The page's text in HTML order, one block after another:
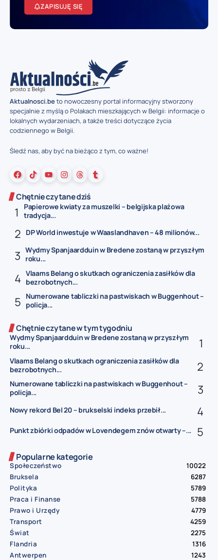
ZAPISUJĘ SIĘ
Aktualnosci.beto nowoczesny portal informacyjny stworzony
specjalnie z myślą o Polakach mieszkających w Belgii: informacje o
lokalnych wydarzeniach, a także treści dotyczące życia
codziennego w Belgii.
Śledź nas, aby być na bieżąco z tym, co ważne!
Chętnie czytane dziś
Papierowe kwiaty za muszelki – belgijska plażowa
tradycja...
DP World inwestuje w Waaslandhaven – 48 milionów...
Wydmy Spanjaardduin w Bredene zostaną w przyszłym
roku...
Vlaams Belang o skutkach ograniczenia zasiłków dla
bezrobotnych...
Numerowane tabliczki na pastwiskach w Buggenhout –
policja...
Chętnie czytane w tym tygodniu
Wydmy Spanjaardduin w Bredene zostaną w przyszłym
roku...
Vlaams Belang o skutkach ograniczenia zasiłków dla
bezrobotnych...
Numerowane tabliczki na pastwiskach w Buggenhout –
policja...
Nowy rekord Bel 20 – brukselski indeks przebił...
Punkt zbiórki odpadów w Lovendegem znów otwarty –...
Popularne kategorie
Społeczeństwo
10022
Bruksela
6287
Polityka
5789
Praca i Finanse
5788
Prawo i Urzędy
4779
Transport
4259
Świat
2275
Flandria
1316
Antwerpen
1243